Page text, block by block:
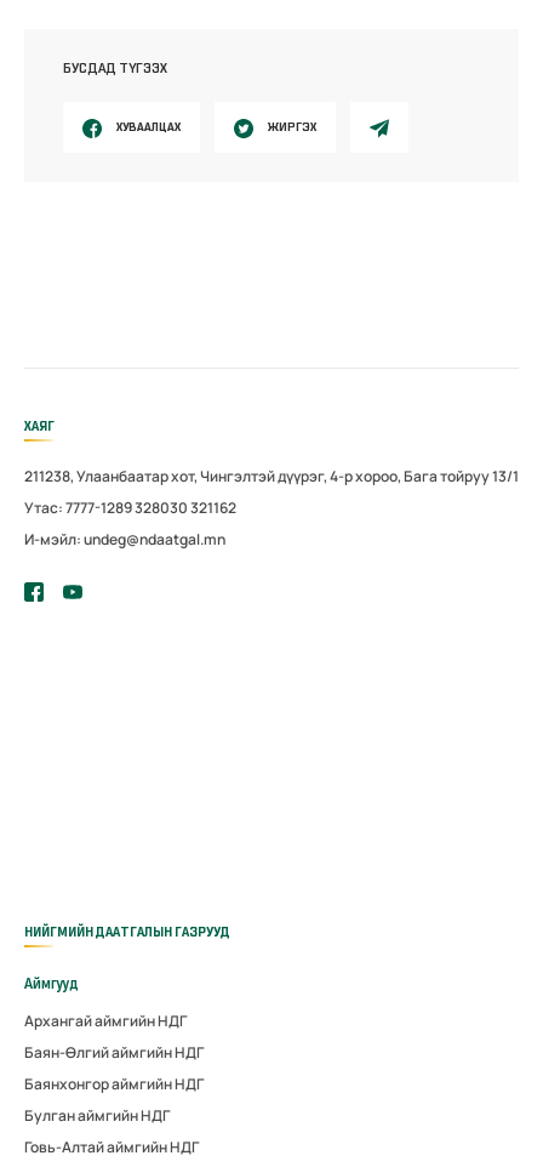
БУСДАД ТҮГЭЭХ
ХУВААЛЦАХ ЖИРГЭХ
ХАЯГ
211238, Улаанбаатар хот, Чингэлтэй дүүрэг, 4-р хороо, Бага тойруу 13/1
Утас: 7777-1289 328030 321162
И-мэйл: undeg@ndaatgal.mn
НИЙГМИЙН ДААТГАЛЫН ГАЗРУУД
Аймгууд
Архангай аймгийн НДГ
Баян-Өлгий аймгийн НДГ
Баянхонгор аймгийн НДГ
Булган аймгийн НДГ
Говь-Алтай аймгийн НДГ